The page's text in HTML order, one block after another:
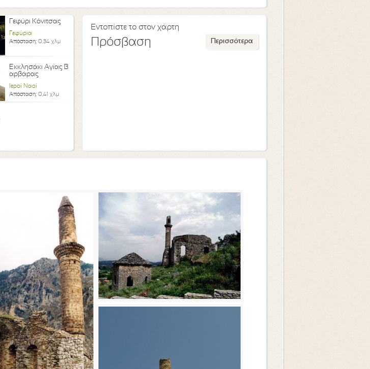
Γεφύρι Κόνιτσας
Γεφύρια
Απόσταση: 0,34 χλμ
Εκκλησάκι Αγίας Β
αρβάρας
Ιεροί Ναοί
Απόσταση: 0,41 χλμ
Εντοπίστε το στον χάρτη
Πρόσβαση Περισσότερα